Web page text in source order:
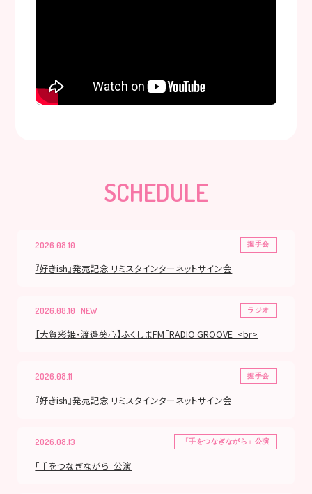
SCHEDULE
2026.08.10 握手会
『好きish』発売記念 リミスタインターネットサイン会
2026.08.10 ラジオ
【大賀彩姫・渡邉葵心】ふくしまFM「RADIO GROOVE」<br>
2026.08.11 握手会
『好きish』発売記念 リミスタインターネットサイン会
2026.08.13 「手をつなぎながら」公演
「手をつなぎながら」公演